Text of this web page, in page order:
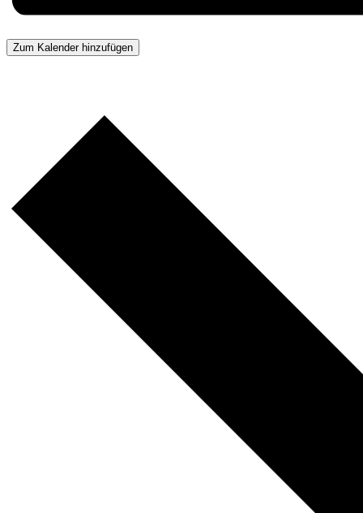
Zum Kalender hinzufügen